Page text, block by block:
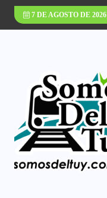
7 DE AGOSTO DE 2026